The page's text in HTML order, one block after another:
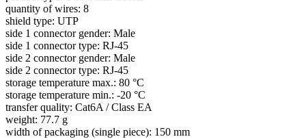
quantity of wires: 8
shield type: UTP
side 1 connector gender: Male
side 1 connector type: RJ-45
side 2 connector gender: Male
side 2 connector type: RJ-45
storage temperature max.: 80 °C
storage temperature min.: -20 °C
transfer quality: Cat6A / Class EA
weight: 77.7 g
width of packaging (single piece): 150 mm